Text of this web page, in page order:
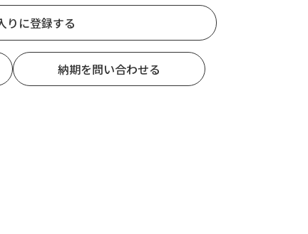
りに登録する
納期を問い合わせる